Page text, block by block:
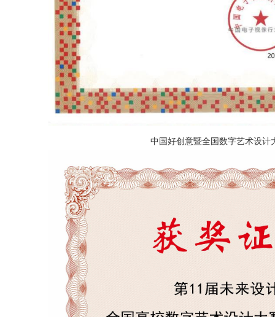
中国好创意暨全国数字艺术设计